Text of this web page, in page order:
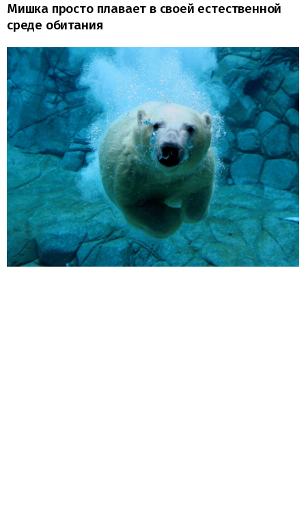
Мишка просто плавает в своей естественной
среде обитания